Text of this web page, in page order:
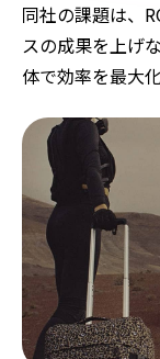
同社の課題は、
スの成果を上げ
体で効率を最大